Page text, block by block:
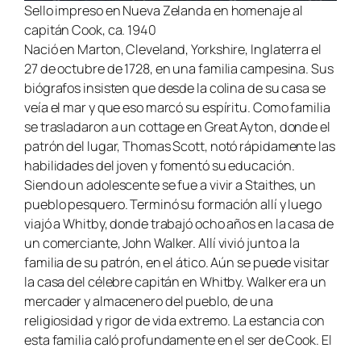
Sello impreso en Nueva Zelanda en homenaje al
capitán Cook, ca. 1940
Nació en Marton, Cleveland, Yorkshire, Inglaterra el
27 de octubre de 1728, en una familia campesina. Sus
biógrafos insisten que desde la colina de su casa se
veía el mar y que eso marcó su espíritu. Como familia
se trasladaron a uncottageen Great Ayton, donde el
patrón del lugar, Thomas Scott, notó rápidamente las
habilidades del joven y fomentó su educación.
Siendo un adolescente se fue a vivir a Staithes, un
pueblo pesquero. Terminó su formación allí y luego
viajó a Whitby, donde trabajó ocho años en la casa de
un comerciante, John Walker. Allí vivió junto a la
familia de su patrón, en el ático. Aún se puede visitar
la casa del célebre capitán en Whitby. Walker era un
mercader y almacenero del pueblo, de una
religiosidad y rigor de vida extremo. La estancia con
esta familia caló profundamente en el ser de Cook. El